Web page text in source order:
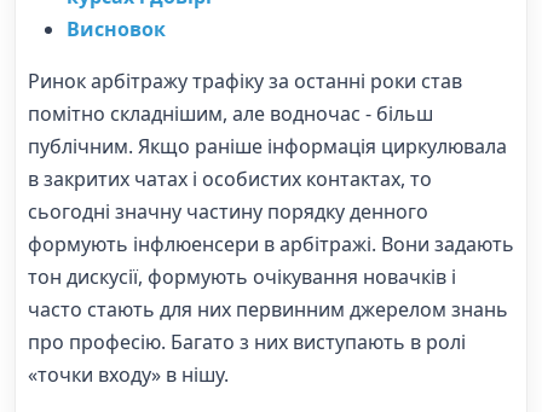
Висновок
Ринок арбітражу трафіку за останні роки став
помітно складнішим, але водночас - більш
публічним. Якщо раніше інформація циркулювала
в закритих чатах і особистих контактах, то
сьогодні значну частину порядку денного
формують інфлюенсери в арбітражі. Вони задають
тон дискусії, формують очікування новачків і
часто стають для них первинним джерелом знань
про професію. Багато з них виступають в ролі
«точки входу» в нішу.